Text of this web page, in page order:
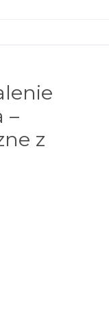
–
z